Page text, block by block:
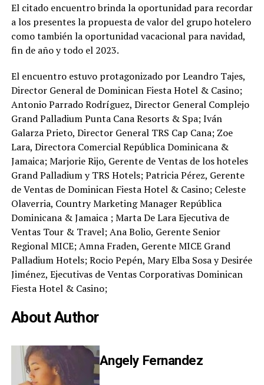
El citado encuentro brinda la oportunidad para recordar
a los presentes la propuesta de valor del grupo hotelero
como también la oportunidad vacacional para navidad,
fin de año y todo el 2023.
El encuentro estuvo protagonizado por Leandro Tajes,
Director General de Dominican Fiesta Hotel & Casino;
Antonio Parrado Rodríguez, Director General Complejo
Grand Palladium Punta Cana Resorts & Spa; Iván
Galarza Prieto, Director General TRS Cap Cana; Zoe
Lara, Directora Comercial República Dominicana &
Jamaica; Marjorie Rijo, Gerente de Ventas de los hoteles
Grand Palladium y TRS Hotels; Patricia Pérez, Gerente
de Ventas de Dominican Fiesta Hotel & Casino; Celeste
Olaverria, Country Marketing Manager República
Dominicana & Jamaica ; Marta De Lara Ejecutiva de
Ventas Tour & Travel; Ana Bolio, Gerente Senior
Regional MICE; Amna Fraden, Gerente MICE Grand
Palladium Hotels; Rocio Pepén, Mary Elba Sosa y Desirée
Jiménez, Ejecutivas de Ventas Corporativas Dominican
Fiesta Hotel & Casino;
About Author
Angely Fernandez